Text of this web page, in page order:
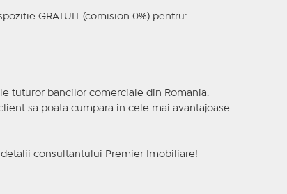
GRATUIT (comision 0%) pentru:
tuturor bancilor comerciale din Romania.
sa poata cumpara in cele mai avantajoase
consultantului Premier Imobiliare!